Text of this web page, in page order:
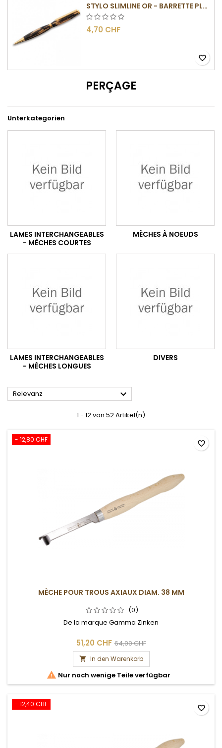
STYLO SLIMLINE OR - BARRETTE PLATE
4,70 CHF
favorite_border
PERÇAGE
Unterkategorien
LAMES INTERCHANGEABLES
- MÈCHES COURTES
MÈCHES À NOEUDS
LAMES INTERCHANGEABLES
- MÈCHES LONGUES
DIVERS
Relevanz 
1 - 12 von 52 Artikel(n)
- 12,80 CHF
MÈCHE POUR TROUS AXIAUX DIAM. 38 MM
(0)
De la marque Gamma Zinken
51,20 CHF 64,00 CHF
 In den Warenkorb
 Nur noch wenige Teile verfügbar
favorite_border
- 12,40 CHF favorite_border